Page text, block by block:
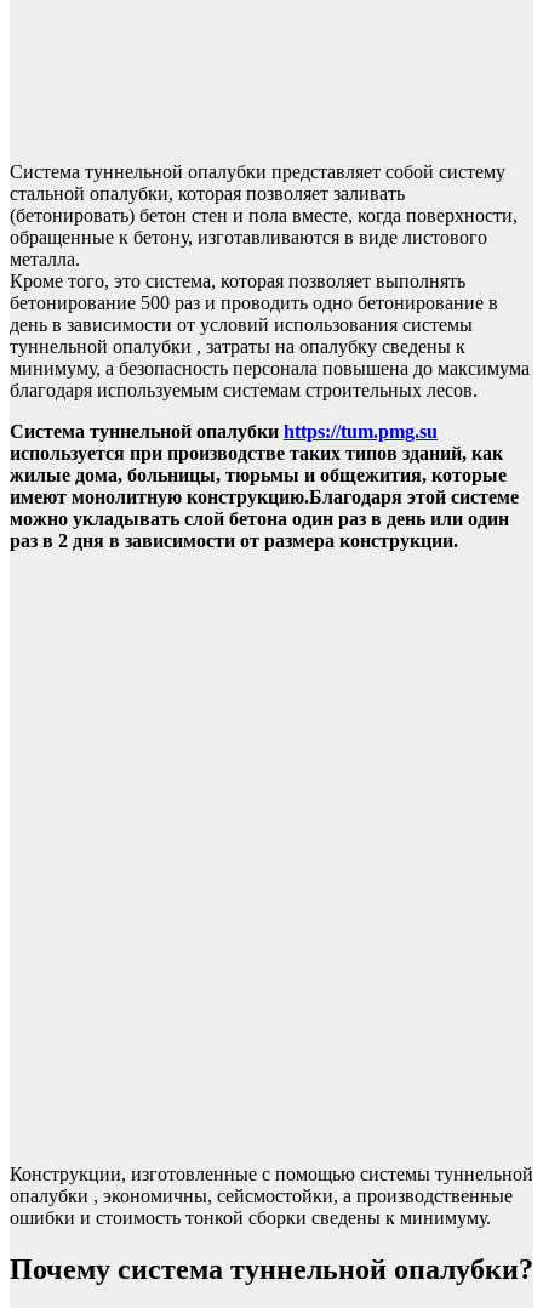
Система туннельной опалубки представляет собой систему
стальной опалубки, которая позволяет заливать
(бетонировать) бетон стен и пола вместе, когда поверхности,
обращенные к бетону, изготавливаются в виде листового
металла.
Кроме того, это система, которая позволяет выполнять
бетонирование 500 раз и проводить одно бетонирование в
день в зависимости от условий использования системы
туннельной опалубки , затраты на опалубку сведены к
минимуму, а безопасность персонала повышена до максимума
благодаря используемым системам строительных лесов.
Система туннельной опалубки https://tum.pmg.su
используется при производстве таких типов зданий, как
жилые дома, больницы, тюрьмы и общежития, которые
имеют монолитную конструкцию.Благодаря этой системе
можно укладывать слой бетона один раз в день или один
раз в 2 дня в зависимости от размера конструкции.
Конструкции, изготовленные с помощью системы туннельной
опалубки , экономичны, сейсмостойки, а производственные
ошибки и стоимость тонкой сборки сведены к минимуму.
Почему система туннельной опалубки?